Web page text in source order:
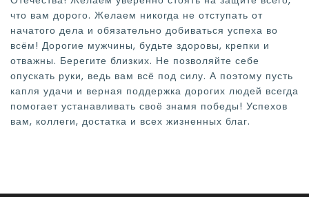
что вам дорого. Желаем никогда не отступать от
начатого дела и обязательно добиваться успеха во
всём! Дорогие мужчины, будьте здоровы, крепки и
отважны. Берегите близких. Не позволяйте себе
опускать руки, ведь вам всё под силу. А поэтому пусть
капля удачи и верная поддержка дорогих людей всегда
помогает устанавливать своё знамя победы! Успехов
вам, коллеги, достатка и всех жизненных благ.